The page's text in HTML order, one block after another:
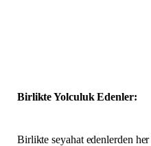
Birlikte Yolculuk Edenler:
Birlikte seyahat edenlerden